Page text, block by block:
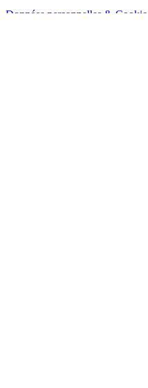
Données personnelles &